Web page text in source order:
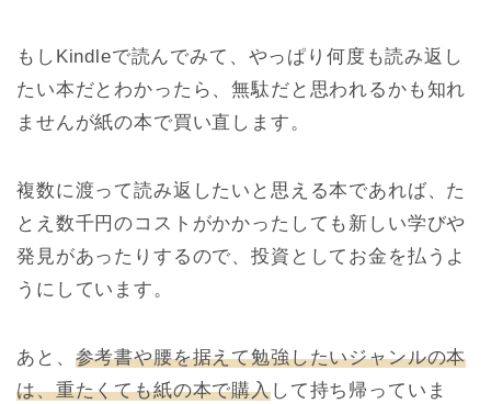
もしKindleで読んでみて、やっぱり何度も読み返し
たい本だとわかったら、無駄だと思われるかも知れ
ませんが紙の本で買い直します。
複数に渡って読み返したいと思える本であれば、た
とえ数千円のコストがかかったしても新しい学びや
発見があったりするので、投資としてお金を払うよ
うにしています。
あと、 参考書や腰を据えて勉強したいジャンルの本
は、重たくても紙の本で購入して持ち帰っていま